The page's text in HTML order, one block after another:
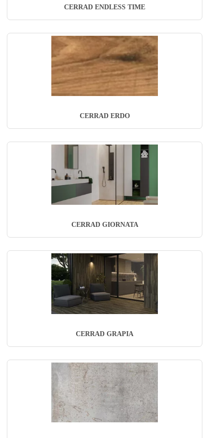
CERRAD ENDLESS TIME
CERRAD ERDO
CERRAD GIORNATA
CERRAD GRAPIA